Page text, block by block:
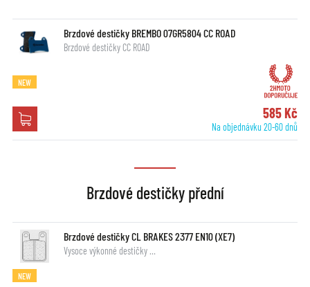
Brzdové destičky BREMBO 07GR5804 CC ROAD
Brzdové destičky CC ROAD
NEW
585 Kč
Na objednávku 20-60 dnů
Brzdové destičky přední
Brzdové destičky CL BRAKES 2377 EN10 (XE7)
Vysoce výkonné destičky …
NEW